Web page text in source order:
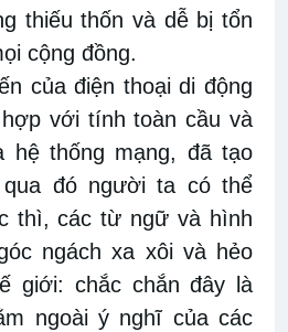
thiếu thốn và dễ bị tổn
cộng đồng.
của điện thoại di động
với tính toàn cầu và
hệ thống mạng, đã tạo
đó người ta có thể
thì, các từ ngữ và hình
ngách xa xôi và hẻo
giới: chắc chắn đây là
ngoài ý nghĩ của các